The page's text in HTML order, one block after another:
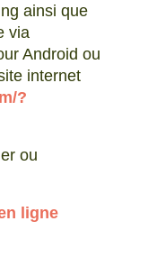
ainsi que
via
Android ou
internet
?
ou
ligne